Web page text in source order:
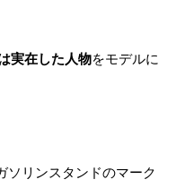
実在した人物をモデルに
リンスタンドのマーク